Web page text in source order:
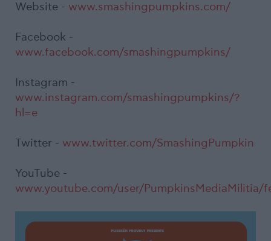
Website - www.smashingpumpkins.com/
Facebook -
www.facebook.com/smashingpumpkins/
Instagram -
www.instagram.com/smashingpumpkins/?
hl=e
Twitter - www.twitter.com/SmashingPumpkin
YouTube -
www.youtube.com/user/PumpkinsMediaMilitia/